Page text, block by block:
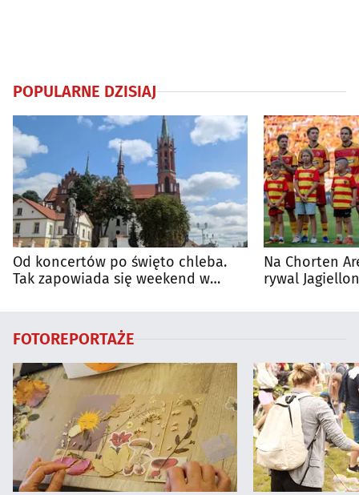
POPULARNE DZISIAJ
Od koncertów po święto chleba.
Tak zapowiada się weekend w
Na Chorten
rywal
FOTOREPORTAŻE